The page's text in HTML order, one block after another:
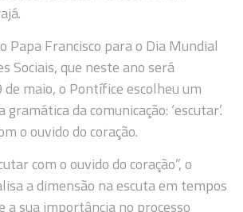
Papa Francisco para o Dia Mundial
Sociais, que neste ano será
maio, o Pontífice escolheu um
da comunicação: ‘escutar’.
o ouvido do coração.
com o ouvido do coração”, o
a dimensão na escuta em tempos
a sua importância no processo